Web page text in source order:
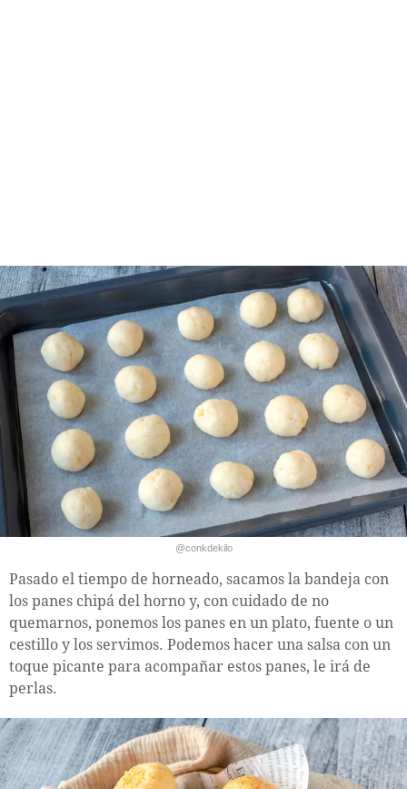
@conkdekilo
Pasado el tiempo de horneado, sacamos la bandeja con
los panes chipá del horno y, con cuidado de no
quemarnos, ponemos los panes en un plato, fuente o un
cestillo y los servimos. Podemos hacer una salsa con un
toque picante para acompañar estos panes, le irá de
perlas.